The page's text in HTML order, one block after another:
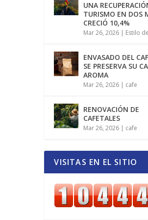
UNA
TURISMO EN DOS
CRECIÓ 10,4%
Mar 26, 2026 | Estilo
ENVASADO DEL
SE PRESERVA SU
AROMA
Mar 26, 2026 | cafe
RENOVACIÓN DE
CAFETALES
Mar 26, 2026 | cafe
VISITAS EN EL SITIO